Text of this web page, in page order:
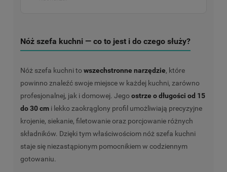
Nóż szefa kuchni — co to jest i do czego służy?
Nóż szefa kuchni towszechstronne narzędzie, które
powinno znaleźć swoje miejsce w każdej kuchni, zarówno
profesjonalnej, jak i domowej. Jegoostrze o długości od 15
do 30 cm i lekko zaokrąglony profil umożliwiają precyzyjne
krojenie, siekanie, filetowanie oraz porcjowanie różnych
składników. Dzięki tym właściwościom nóż szefa kuchni
staje się niezastąpionym pomocnikiem w codziennym
gotowaniu.